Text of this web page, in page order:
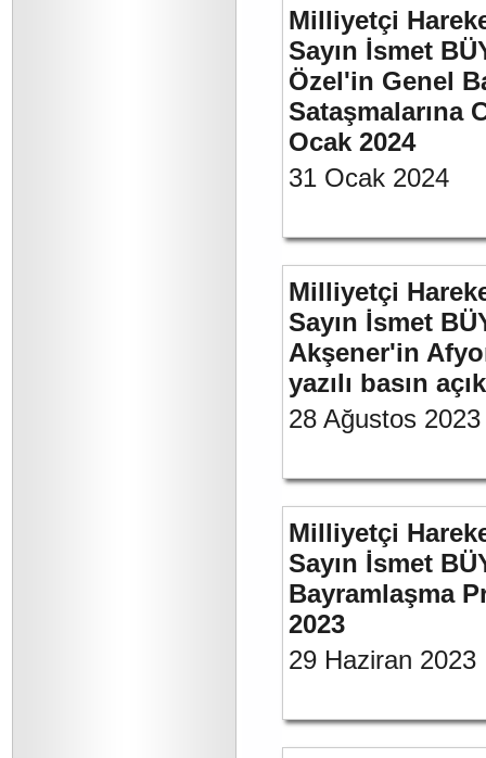
Milliyetçi
Sayın İsmet
Özel'in Genel
Sataşmalarına
Ocak 2024
31 Ocak 2024
Milliyetçi
Sayın İsmet
Akşener'in
yazılı basın
28 Ağustos 2023
Milliyetçi
Sayın İsmet
Bayramlaşma
2023
29 Haziran 2023